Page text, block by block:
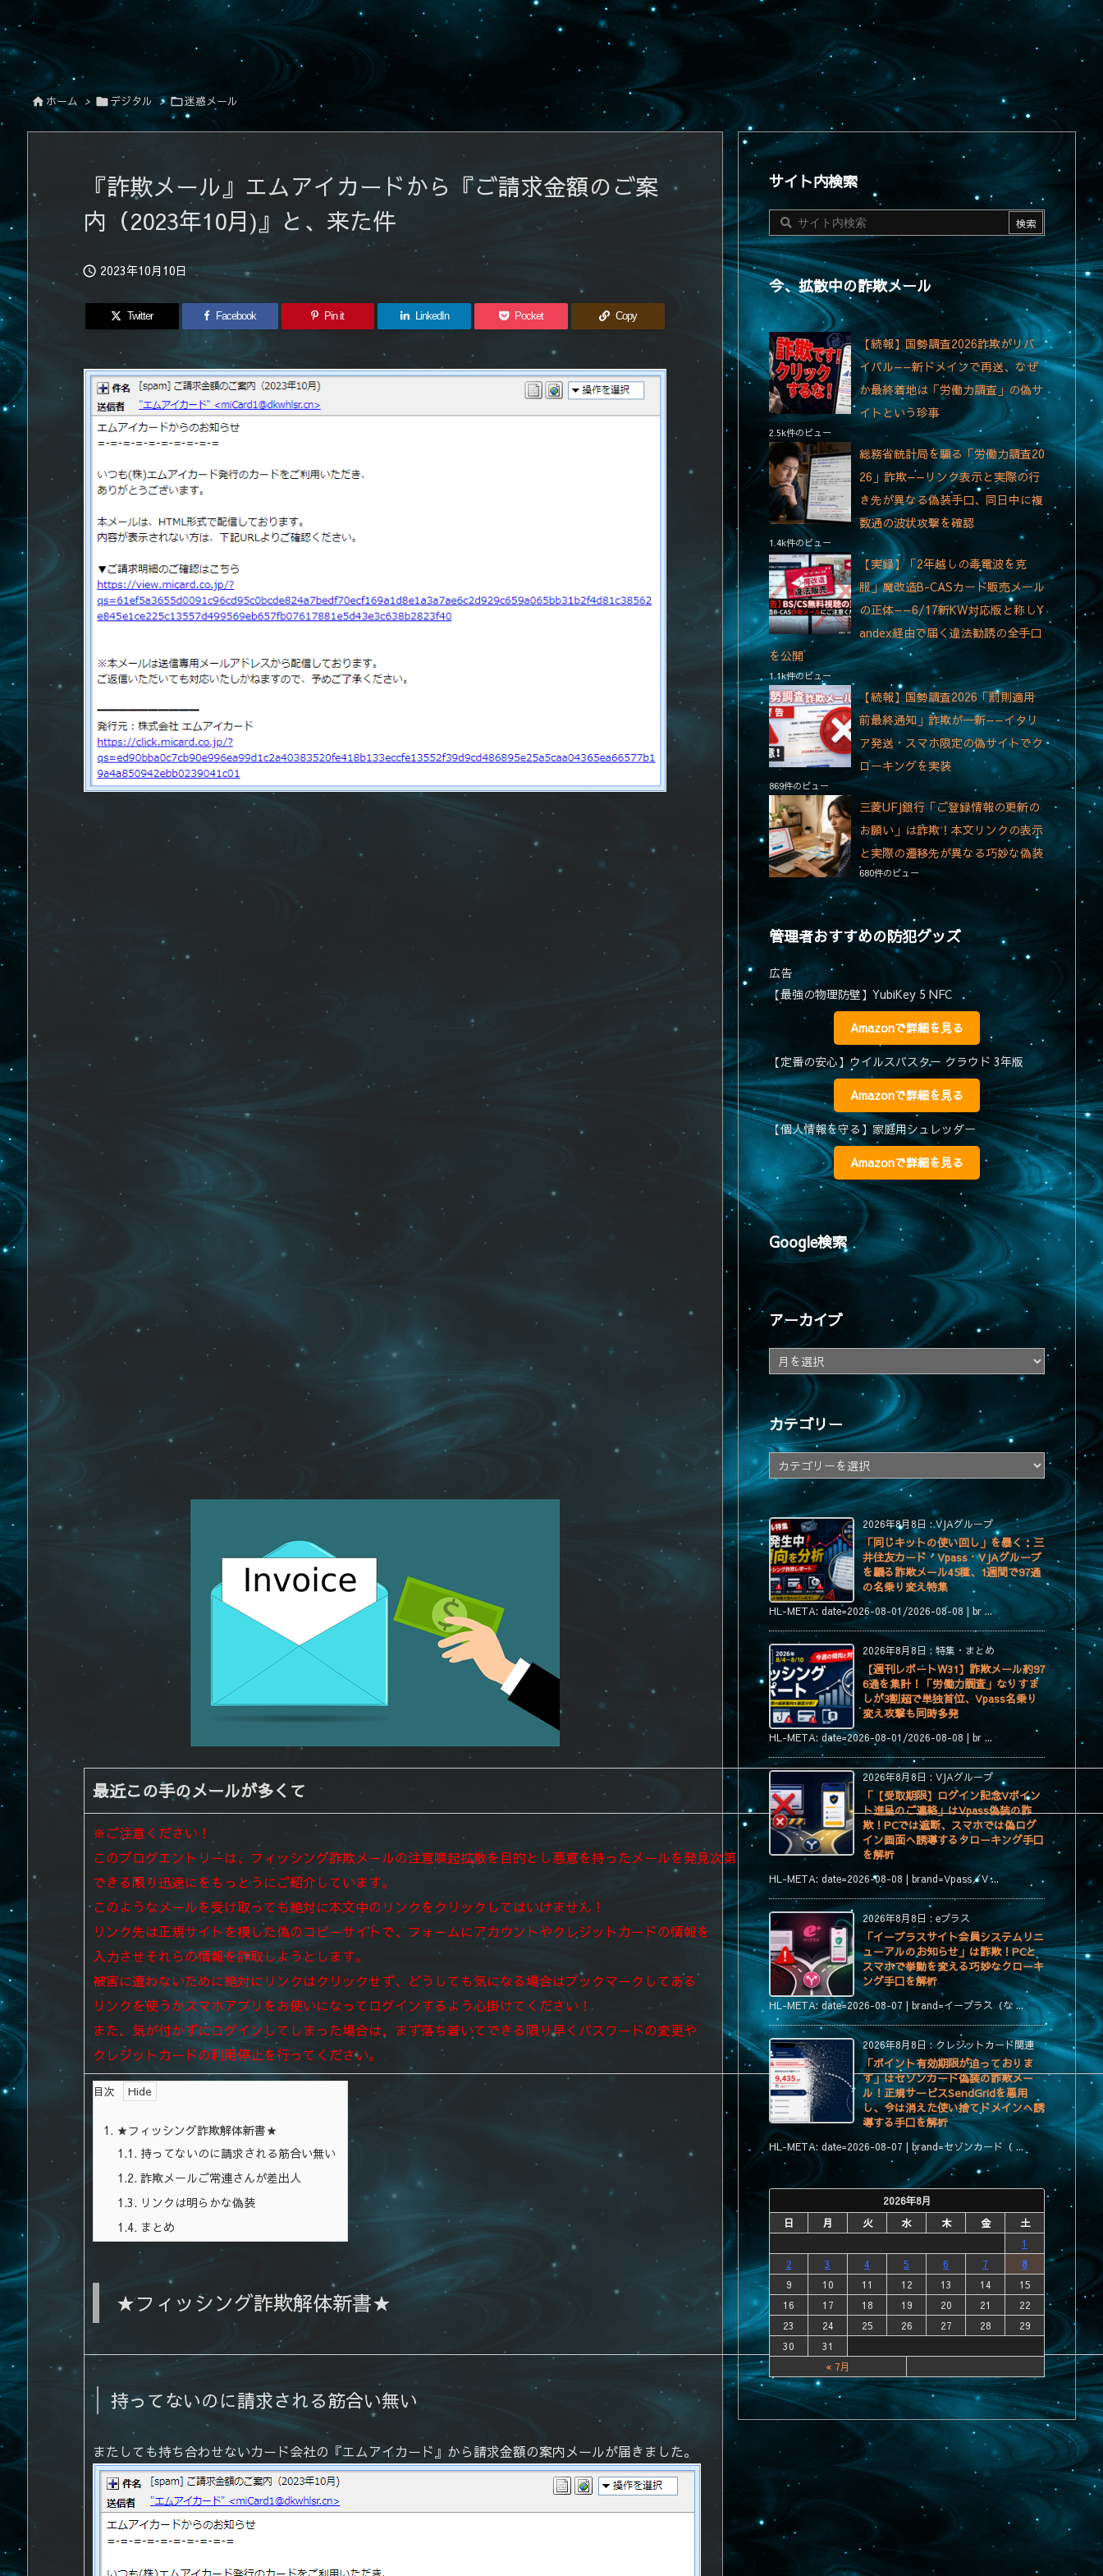
 ホーム > デジタル > 迷惑メール
『詐欺メール』エムアイカードから『ご請求金額のご案
内（2023年10月)』と、来た件
 2023年10月10日
Twitter Facebook Pin it LinkedIn Pocket Copy
最近この手のメールが多くて
※ご注意ください！
このブログエントリーは、フィッシング詐欺メールの注意喚起拡散を目的とし悪意を持ったメールを発見次第
できる限り迅速にをもっとうにご紹介しています。
このようなメールを受け取っても絶対に本文中のリンクをクリックしてはいけません！
リンク先は正規サイトを模した偽のコピーサイトで、フォームにアカウントやクレジットカードの情報を
入力させそれらの情報を詐取しようとします。
被害に遭わないために絶対にリンクはクリックせず、 どうしても気になる場合はブックマークしてある
リンクを使うかスマホアプリをお使いになってログインするよう心掛けてください！
また、気が付かずにログインしてしまった場合は、まず落ち着いてできる限り早くパスワードの変更や
クレジットカードの利用停止を行ってください。
目次
1. ★フィッシング詐欺解体新書★
1.1. 持ってないのに請求される筋合い無い
1.2. 詐欺メールご常連さんが差出人
1.3. リンクは明らかな偽装
1.4. まとめ
★フィッシング詐欺解体新書★
持ってないのに請求される筋合い無い
またしても持ち合わせないカード会社の『エムアイカード』から請求金額の案内メールが届きました。
サイト内検索
今、拡散中の詐欺メール
【続報】国勢調査2026詐欺がリバ
イバル——新ドメインで再送、なぜ
か最終着地は「労働力調査」の偽サ
イトという珍事
2.5k件のビュー
総務省統計局を騙る「労働力調査20
26」詐欺——リンク表示と実際の行
き先が異なる偽装手口、同日中に複
数通の波状攻撃を確認
1.4k件のビュー
【実録】「2年越しの毒電波を克
服」魔改造B-CASカード販売メール
の正体——6/17新KW対応版と称しY
andex経由で届く違法勧誘の全手口
を公開
1.1k件のビュー
【続報】国勢調査2026「罰則適用
前最終通知」詐欺が一新——イタリ
ア発送・スマホ限定の偽サイトでク
ローキングを実装
869件のビュー
三菱UFJ銀行「ご登録情報の更新の
お願い」は詐欺！本文リンクの表示
と実際の遷移先が異なる巧妙な偽装
680件のビュー
管理者おすすめの防犯グッズ
広告
【最強の物理防壁】YubiKey 5 NFC
Amazonで詳細を見る
【定番の安心】ウイルスバスター クラウド 3年版
Amazonで詳細を見る
【個人情報を守る】家庭用シュレッダー
Amazonで詳細を見る
Google検索
アーカイブ
ー
カ
イ
ブ
カテゴリー
カ
テ
ゴ
ー
2026年8月8日:VJAグループ
「同じキットの使い回し」を暴く：三
井住友カード・Vpass・VJAグループ
を騙る詐欺メール45種、1週間で97通
の名乗り変え特集
HL-META: date=2026-08-01/2026-08-08 | br ...
2026年8月8日 : 特集・まとめ
【週刊レポートW31】詐欺メール約97
6通を集計！「労働力調査」なりすま
しが3割超で単独首位、Vpass名乗り
変え攻撃も同時多発
HL-META: date=2026-08-01/2026-08-08 | br ...
2026年8月8日 : VJAグループ
「【受取期限】ログイン記念Vポイン
ト進呈のご連絡」はVpass偽装の詐
欺！PCでは遮断、スマホでは偽ログ
イン画面へ誘導するクローキング手口
を解析
HL-META: date=2026-08-08 | brand=Vpass／V ...
2026年8月8日 : eプラス
「イープラスサイト会員システムリニ
ューアルのお知らせ」は詐欺！PCと
スマホで挙動を変える巧妙なクローキ
ング手口を解析
HL-META: date=2026-08-07 | brand=イープラス（な ...
2026年8月8日:クレジットカード関連
「ポイント有効期限が迫っておりま
す」はセゾンカード偽装の詐欺メー
ル！正規サービスSendGridを悪用
し、今は消えた使い捨てドメインへ誘
導する手口を解析
HL-META: date=2026-08-07 | brand=セゾンカード（ ...
2026年8月
日
月 火 水 木 金
土
1
2
3 4 5 6 7
8
9
10 11 12 13 14
15
16
17 18 19 20 21
22
23
24 25 26 27 28
29
30
31
« 7月